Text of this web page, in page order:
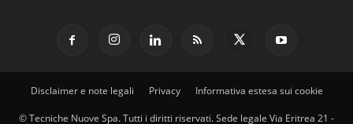
Disclaimer e note legali Privacy Informativa estesa sui cookie
© Tecniche Nuove Spa. Tutti i diritti riservati. Sede legale Via Eritrea 21 -